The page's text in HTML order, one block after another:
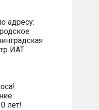
адресу:
ИАТ
лет!